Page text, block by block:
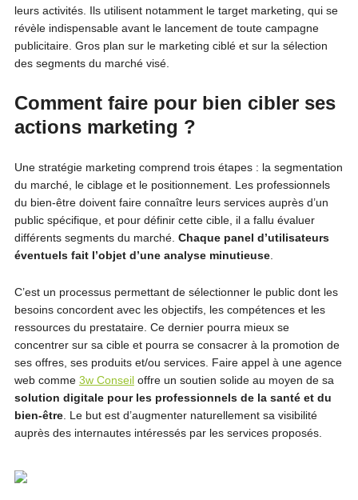
leurs activités. Ils utilisent notamment le target marketing, qui se
révèle indispensable avant le lancement de toute campagne
publicitaire. Gros plan sur le marketing ciblé et sur la sélection
des segments du marché visé.
Comment faire pour bien cibler ses
actions marketing ?
Une stratégie marketing comprend trois étapes : la segmentation
du marché, le ciblage et le positionnement. Les professionnels
du bien-être doivent faire connaître leurs services auprès d’un
public spécifique, et pour définir cette cible, il a fallu évaluer
différents segments du marché. Chaque panel d’utilisateurs
éventuels fait l’objet d’une analyse minutieuse.
C’est un processus permettant de sélectionner le public dont les
besoins concordent avec les objectifs, les compétences et les
ressources du prestataire. Ce dernier pourra mieux se
concentrer sur sa cible et pourra se consacrer à la promotion de
ses offres, ses produits et/ou services. Faire appel à une agence
web comme 3w Conseiloffre un soutien solide au moyen de sa
solution digitale pour les professionnels de la santé et du
bien-être. Le but est d’augmenter naturellement sa visibilité
auprès des internautes intéressés par les services proposés.